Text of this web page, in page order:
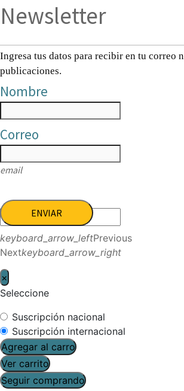
Newsletter
Ingresa tus datos para recibir en tu correo
publicaciones.
Nombre
Correo
email
ENVIAR
keyboard_arrow_leftPrevious
Nextkeyboard_arrow_right
×
Seleccione
Suscripción nacional
Suscripción internacional
Agregar al carro
Ver carrito
Seguir comprando